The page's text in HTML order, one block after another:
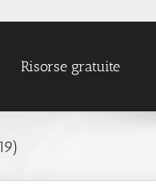
Risorse gratuite